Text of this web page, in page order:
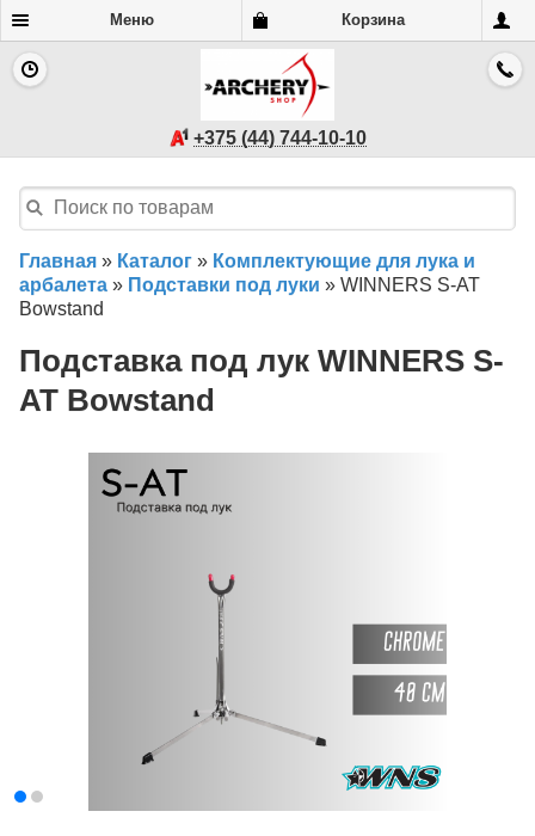
Меню Корзина
+375 (44) 744-10-10
Главная » Каталог » Комплектующие для лука и
арбалета » Подставки под луки » WINNERS S-AT
Bowstand
Подставка под лук WINNERS S-
AT Bowstand